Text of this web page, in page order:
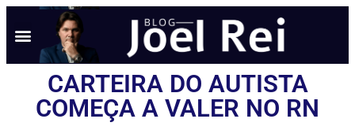
CARTEIRA DO AUTISTA
COMEÇA A VALER NO RN